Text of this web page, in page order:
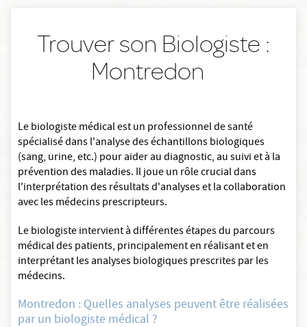
Trouver son Biologiste :
Montredon
Le biologiste médical est un professionnel de santé
spécialisé dans l'analyse des échantillons biologiques
(sang, urine, etc.) pour aider au diagnostic, au suivi et à la
prévention des maladies. Il joue un rôle crucial dans
l'interprétation des résultats d'analyses et la collaboration
avec les médecins prescripteurs.
Le biologiste intervient à différentes étapes du parcours
médical des patients, principalement en réalisant et en
interprétant les analyses biologiques prescrites par les
médecins.
Montredon : Quelles analyses peuvent être réalisées
par un biologiste médical ?